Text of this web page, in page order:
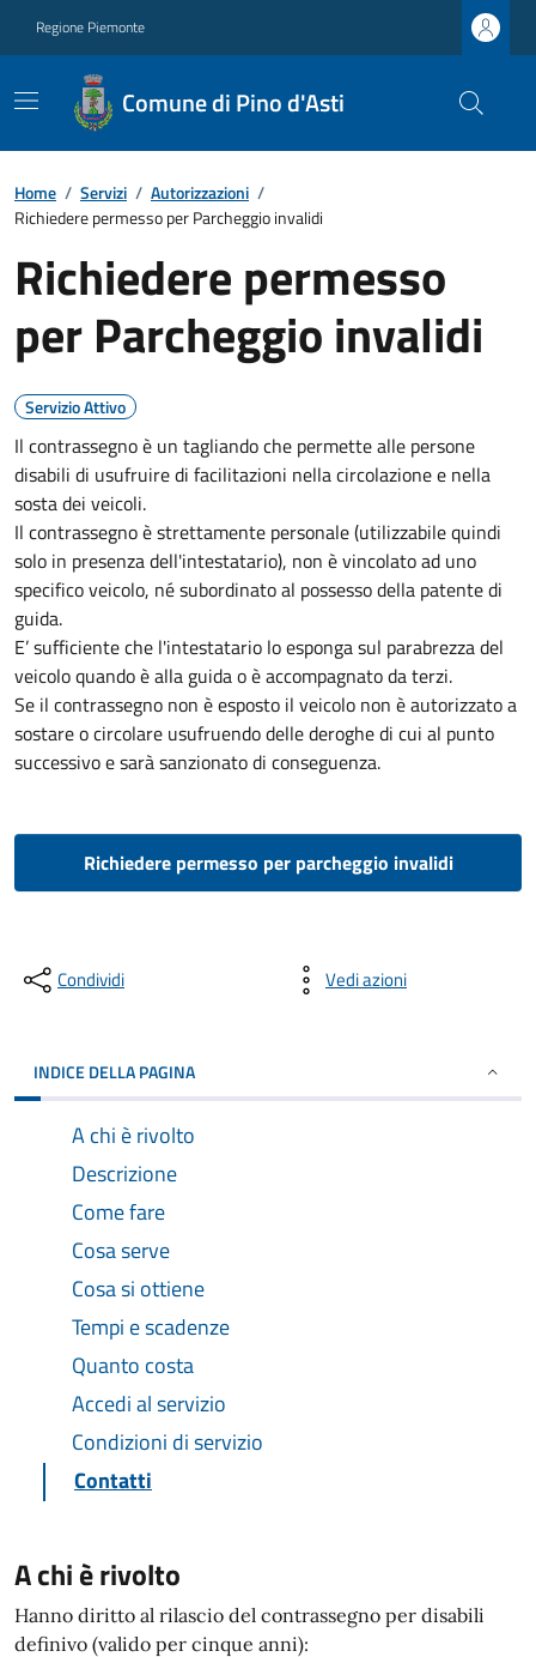
Regione Piemonte
Comune di Pino d'Asti
Home / Servizi / Autorizzazioni /
Richiedere permesso per Parcheggio invalidi
Richiedere permesso
per Parcheggio invalidi
Servizio Attivo
Il contrassegno è un tagliando che permette alle persone
disabili di usufruire di facilitazioni nella circolazione e nella
sosta dei veicoli.
Il contrassegno è strettamente personale (utilizzabile quindi
solo in presenza dell'intestatario), non è vincolato ad uno
specifico veicolo, né subordinato al possesso della patente di
guida.
E’ sufficiente che l'intestatario lo esponga sul parabrezza del
veicolo quando è alla guida o è accompagnato da terzi.
Se il contrassegno non è esposto il veicolo non è autorizzato a
sostare o circolare usufruendo delle deroghe di cui al punto
successivo e sarà sanzionato di conseguenza.
Richiedere permesso per parcheggio invalidi
Condividi Vedi azioni
INDICE DELLA PAGINA
A chi è rivolto
Descrizione
Come fare
Cosa serve
Cosa si ottiene
Tempi e scadenze
Quanto costa
Accedi al servizio
Condizioni di servizio
Contatti
A chi è rivolto
Hanno diritto al rilascio del contrassegno per disabili
definivo (valido per cinque anni):